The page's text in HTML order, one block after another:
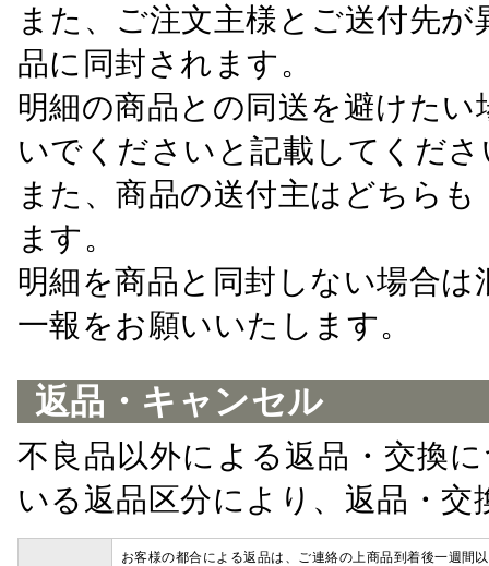
また、ご注文主様とご送付先
品に同封されます。
明細の商品との同送を避けた
いでくださいと記載してくださ
また、商品の送付主はどちら
ます。
明細を商品と同封しない場合
一報をお願いいたします。
返品・キャンセル
不良品以外による返品・交換
いる返品区分により、返品・
お客様の都合による返品は、ご連絡の上商品到着後一週間